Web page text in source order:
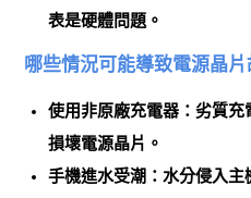
表是硬體問題。
哪些情況可能導致電源晶片
使用非原廠充電器 ：劣質
損壞電源晶片。
手機進水受潮 ：水分侵入